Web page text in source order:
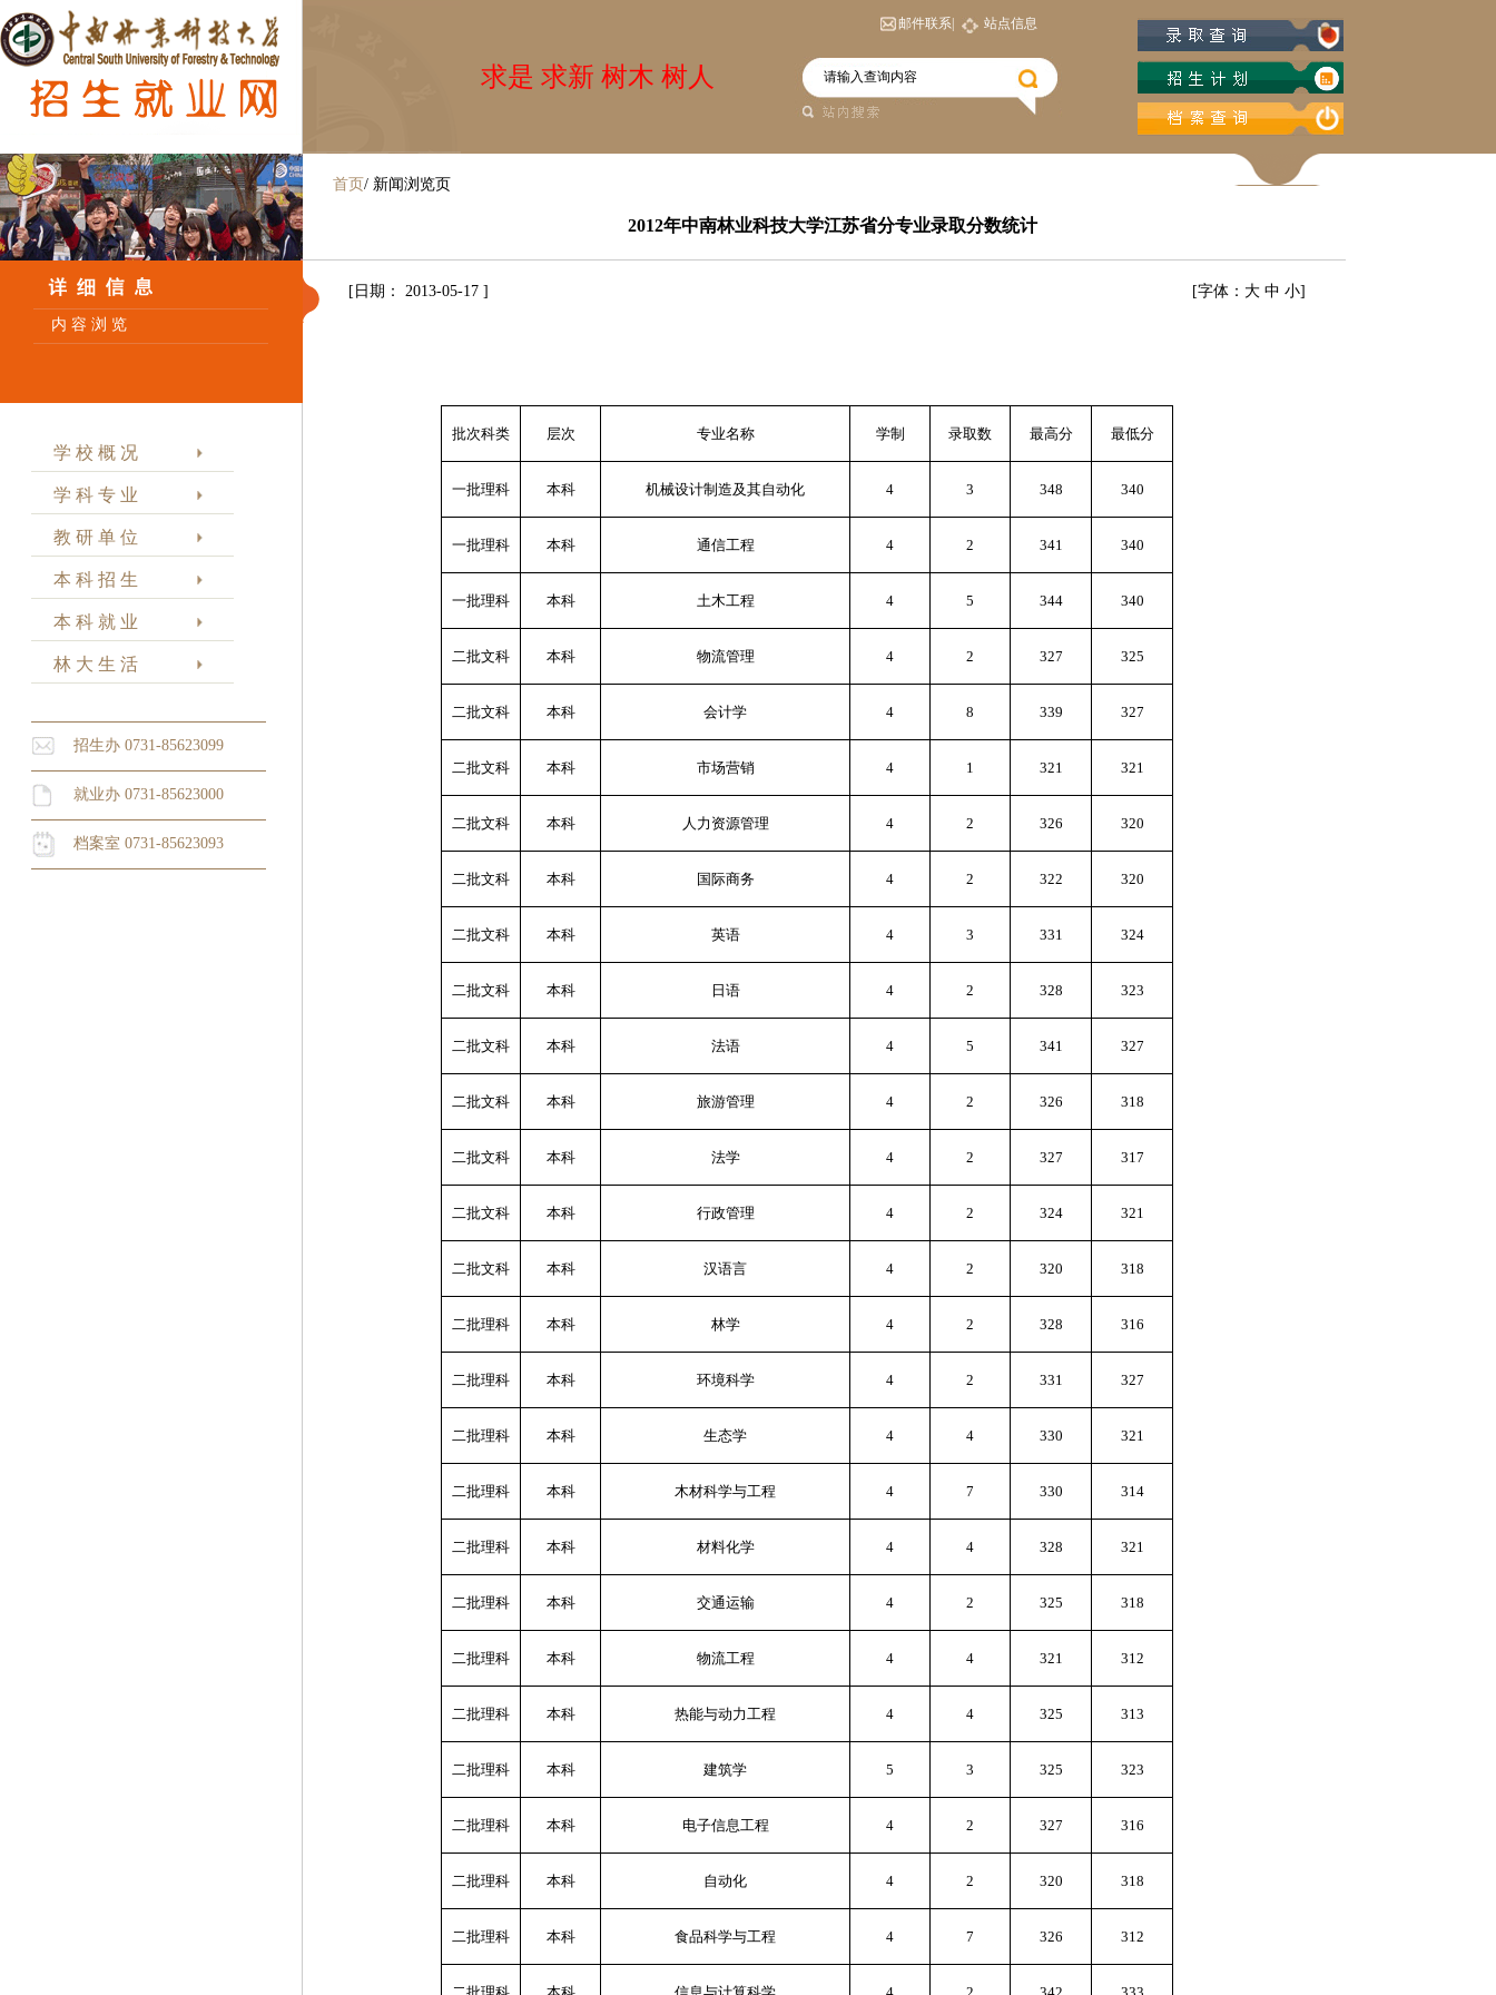
内 容 浏 览
学 校 概 况
学 科 专 业
教 研 单 位
本 科 招 生
本 科 就 业
林 大 生 活
招生办 0731-85623099
就业办 0731-85623000
档案室 0731-85623093
求是 求新 树木 树人
邮件联系| 站点信息
首页 / 新闻浏览页
2012年中南林业科技大学江苏省分专业录取分数统计
[日期： 2013-05-17 ] [字体： 大 中 小]
批次科类 层次 专业名称 学制 录取数 最高分 最低分
一批理科 本科 机械设计制造及其自动化 4 3 348 340
一批理科 本科 通信工程 4 2 341 340
一批理科 本科 土木工程 4 5 344 340
二批文科 本科 物流管理 4 2 327 325
二批文科 本科 会计学 4 8 339 327
二批文科 本科 市场营销 4 1 321 321
二批文科 本科 人力资源管理 4 2 326 320
二批文科 本科 国际商务 4 2 322 320
二批文科 本科 英语 4 3 331 324
二批文科 本科 日语 4 2 328 323
二批文科 本科 法语 4 5 341 327
二批文科 本科 旅游管理 4 2 326 318
二批文科 本科 法学 4 2 327 317
二批文科 本科 行政管理 4 2 324 321
二批文科 本科 汉语言 4 2 320 318
二批理科 本科 林学 4 2 328 316
二批理科 本科 环境科学 4 2 331 327
二批理科 本科 生态学 4 4 330 321
二批理科 本科 木材科学与工程 4 7 330 314
二批理科 本科 材料化学 4 4 328 321
二批理科 本科 交通运输 4 2 325 318
二批理科 本科 物流工程 4 4 321 312
二批理科 本科 热能与动力工程 4 4 325 313
二批理科 本科 建筑学 5 3 325 323
二批理科 本科 电子信息工程 4 2 327 316
二批理科 本科 自动化 4 2 320 318
二批理科 本科 食品科学与工程 4 7 326 312